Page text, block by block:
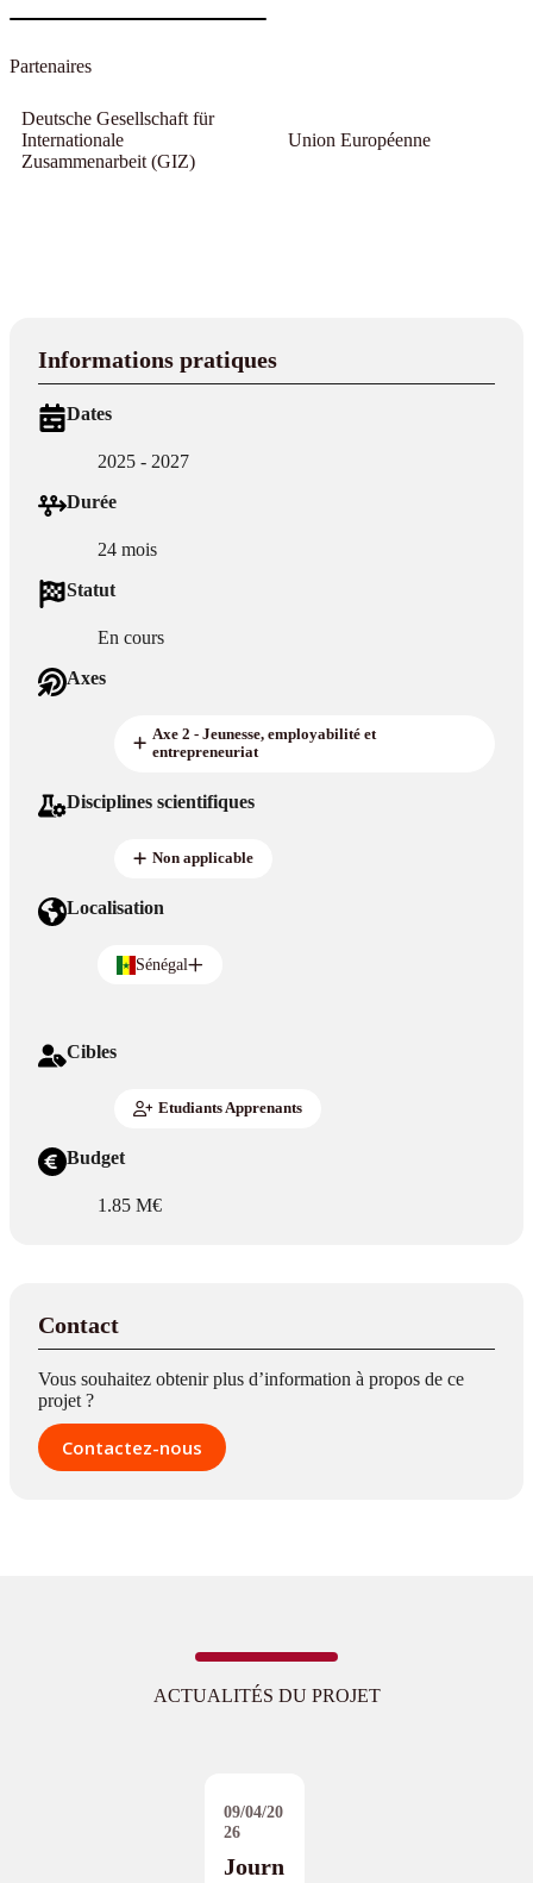
Partenaires
Deutsche Gesellschaft für
Internationale
Zusammenarbeit (GIZ)
Union Européenne
Informations pratiques
Dates
2025 - 2027
Durée
24 mois
Statut
En cours
Axes
Axe 2 - Jeunesse, employabilité et
entrepreneuriat
Disciplines scientifiques
Non applicable
Localisation
Sénégal
Cibles
Etudiants Apprenants
Budget
1.85 M€
Contact
Vous souhaitez obtenir plus d’information à propos de ce
projet ?
Contactez-nous
ACTUALITÉS DU PROJET
09/04/20
26
Journ